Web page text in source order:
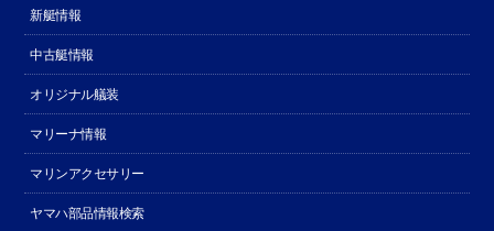
新艇情報
中古艇情報
オリジナル艤装
マリーナ情報
マリンアクセサリー
ヤマハ部品情報検索